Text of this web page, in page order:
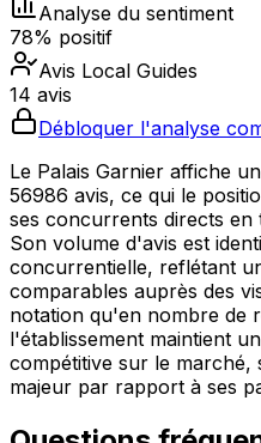
Analyse du sentiment
78% positif
Avis Local Guides
14 avis
Débloquer l'analyse
Le Palais Garnier affiche
56986 avis, ce qui le
ses concurrents directs en
Son volume d'avis est
concurrentielle, reflétant
comparables auprès des
notation qu'en nombre de
l'établissement maintient
compétitive sur le marché,
majeur par rapport à ses